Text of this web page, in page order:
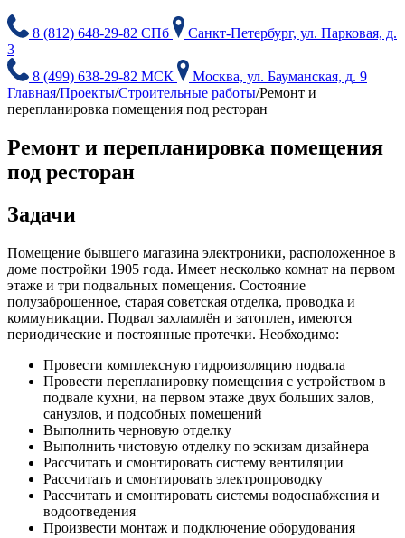
8 (812) 648-29-82 СПб
Санкт-Петербург, ул. Парковая, д.
3
8 (499) 638-29-82 МСК
Москва, ул. Бауманская, д. 9
Главная/Проекты/Строительные работы/Ремонт и
перепланировка помещения под ресторан
Ремонт и перепланировка помещения
под ресторан
Задачи
Помещение бывшего магазина электроники, расположенное в
доме постройки 1905 года. Имеет несколько комнат на первом
этаже и три подвальных помещения. Состояние
полузаброшенное, старая советская отделка, проводка и
коммуникации. Подвал захламлён и затоплен, имеются
периодические и постоянные протечки. Необходимо:
Провести комплексную гидроизоляцию подвала
Провести перепланировку помещения с устройством в
подвале кухни, на первом этаже двух больших залов,
санузлов, и подсобных помещений
Выполнить черновую отделку
Выполнить чистовую отделку по эскизам дизайнера
Рассчитать и смонтировать систему вентиляции
Рассчитать и смонтировать электропроводку
Рассчитать и смонтировать системы водоснабжения и
водоотведения
Произвести монтаж и подключение оборудования